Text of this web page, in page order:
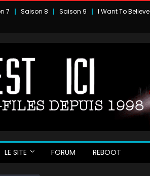
7 Saison 8 Saison 9 I Want To Believe
LE SITE FORUM REBOOT